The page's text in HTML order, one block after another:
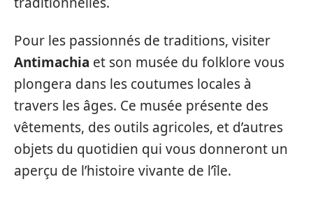
Pour les passionnés de traditions, visiter
Antimachia et son musée du folklore vous
plongera dans les coutumes locales à
travers les âges. Ce musée présente des
vêtements, des outils agricoles, et d’autres
objets du quotidien qui vous donneront un
aperçu de l’histoire vivante de l’île.